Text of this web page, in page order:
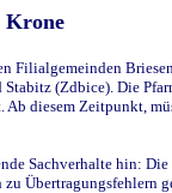
Krone
(Zdbice). Die
diesem Zeitpunkt,
Sachverhalte hin:
Übertragungsfehlern